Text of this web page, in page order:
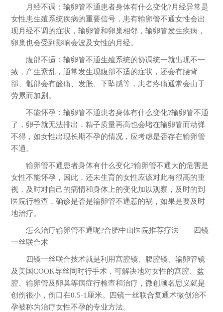
月经不调：输卵管不通患者身体有什么变化?月经异常是
女性患生殖系统疾病的重要信号，患有输卵管不通女性会出
现月经不调的症状，输卵管和卵巢相邻，输卵管发生疾病，
卵巢也会受到影响会波及女性的月经。
腹部不适：输卵管不通生殖系统的协调统一就出现不一
致，产生紊乱，通常发生现腹部不适的症状，还会有腰背
部、骶部会有酸痛、发胀、下坠感等，患者疼痛通常会由于
劳累而加剧。
不能怀孕：输卵管不通患者身体有什么变化?输卵管不通
了，卵子就无法排出，精子质量再高也会堵在输卵管而动弹
不得，如女性出现长期不孕的情况，应考虑是否存在输卵管
不通。
输卵管不通患者身体有什么变化?输卵管不通大的危害是
女性不能怀孕，因此，还未生育的女性应该对此有很高的重
视，及时对自己的病情和身体上的变化加以观察，及时的到
医院行检查，确诊是否是输卵管不通惹的祸，如果是要及时
地治疗。
怎么治疗输卵管不通呢?合肥中山医院推荐疗法——四镜
一丝联合术
四镜一丝联合技术就是利用宫腔镜、腹腔镜、输卵管镜
及美国COOK导丝同时行手术，可解决地对女性的宫腔、盆
腔、输卵管及卵巢等病症行检查和治疗，微创顾名思义就是
创伤很小，伤口在0.5-1厘米。四镜一丝联合复通术微创治不
孕被称为治疗女性不孕的专业方法。